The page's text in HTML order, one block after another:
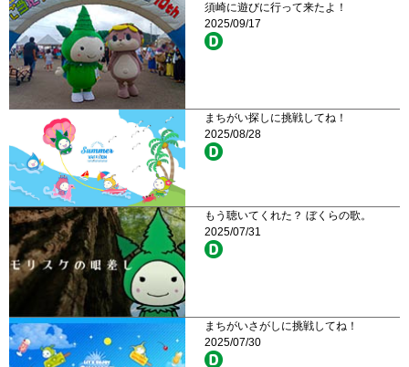
須崎に遊びに行って来たよ！
2025/09/17
まちがい探しに挑戦してね！
2025/08/28
もう聴いてくれた？ ぼくらの歌。
2025/07/31
まちがいさがしに挑戦してね！
2025/07/30